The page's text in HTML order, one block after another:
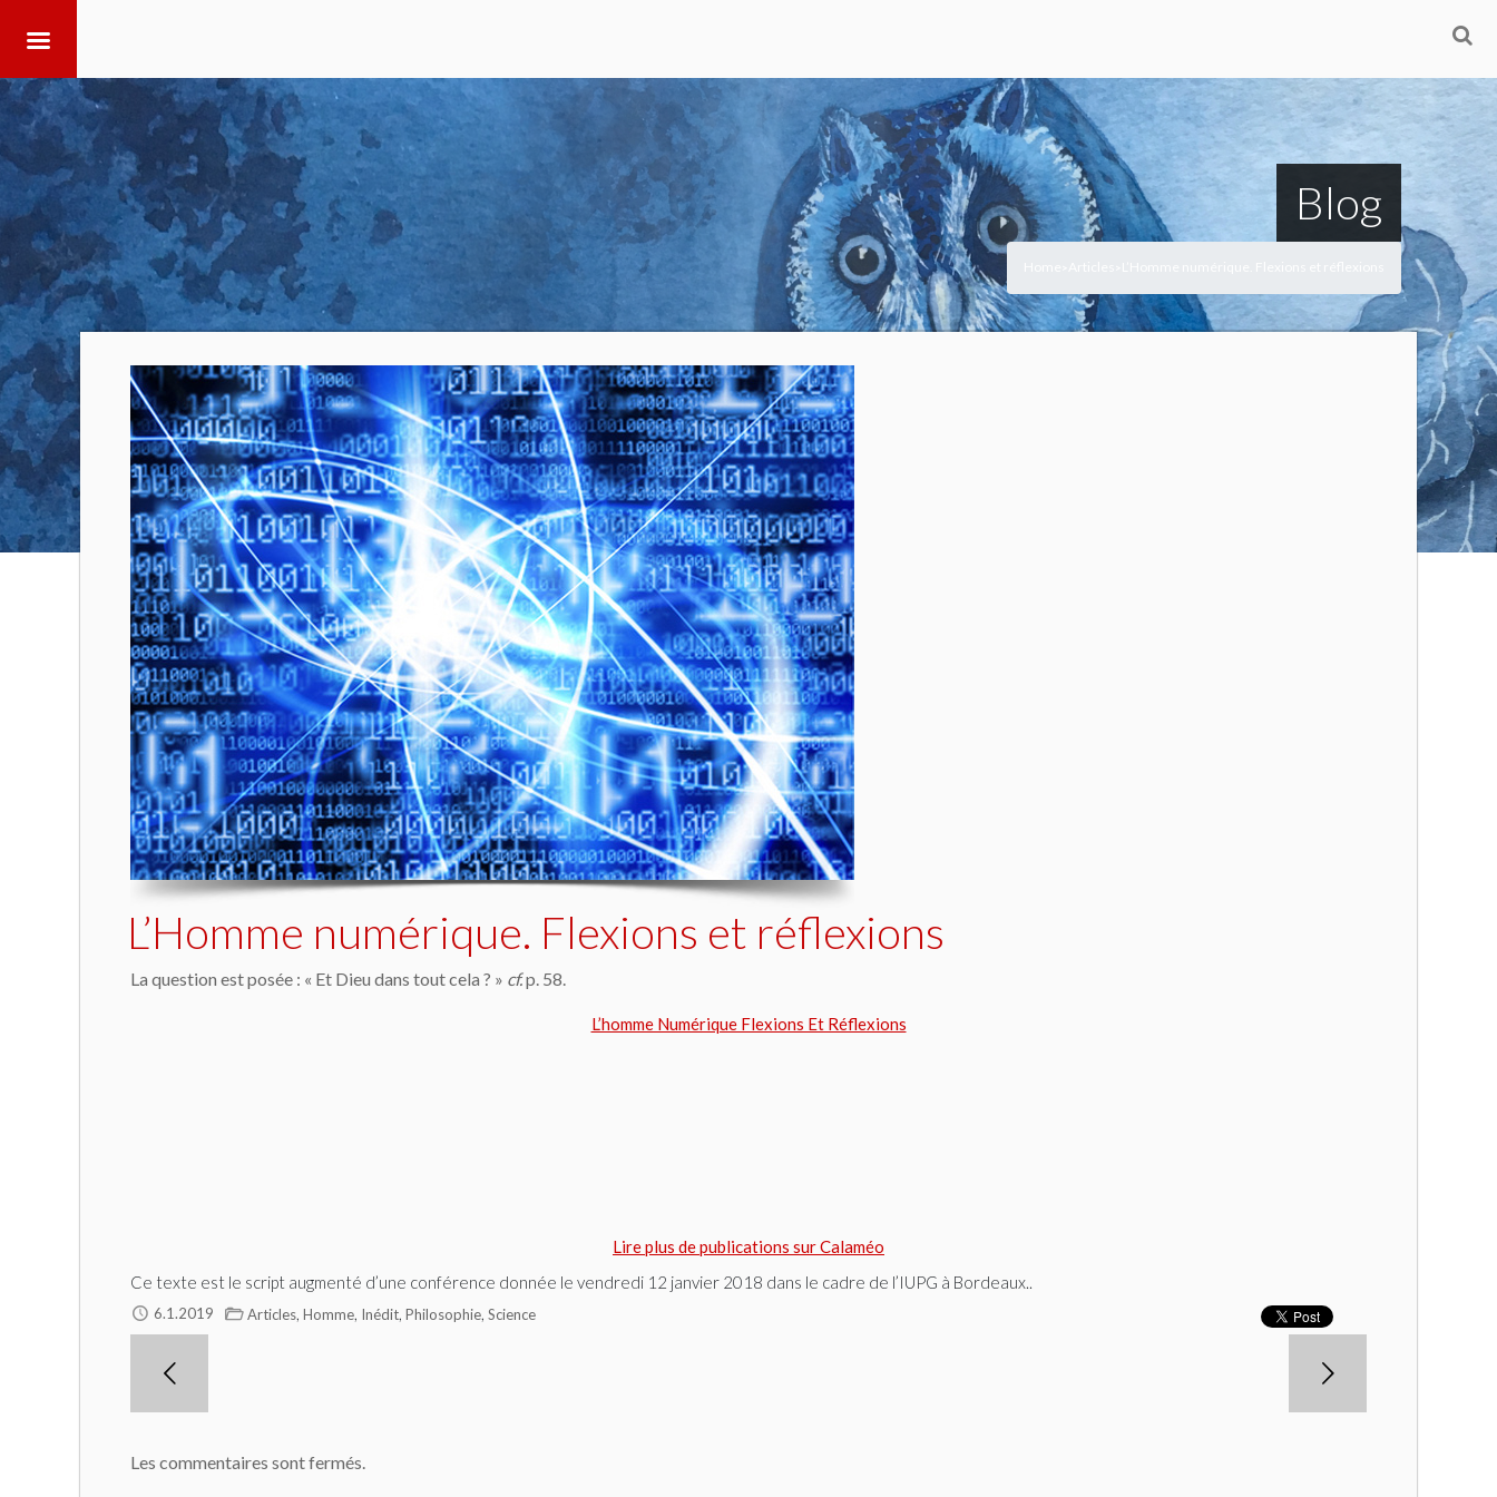
Blog
L’Homme numérique. Flexions et réflexions
La question est posée : « Et Dieu dans tout cela ? » cf.p. 58.
L’homme Numérique Flexions Et Réflexions
Lire plus de publications sur Calaméo
Ce texte est le script augmenté d’une conférence donnée le vendredi 12 janvier 2018 dans le cadre de l’IUPG à Bordeaux..
6.1.2019 Articles, Homme, Inédit, Philosophie, Science
Les commentaires sont fermés.